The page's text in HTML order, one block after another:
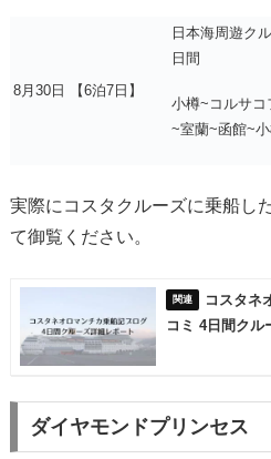
8月30日 【6泊7日】
日本海周遊ク
日間
小樽~コルサコ
~室蘭~函館~
実際にコスタクルーズに乗船し
て御覧ください。
コスタネ
コミ 4日間クル
ダイヤモンドプリンセス